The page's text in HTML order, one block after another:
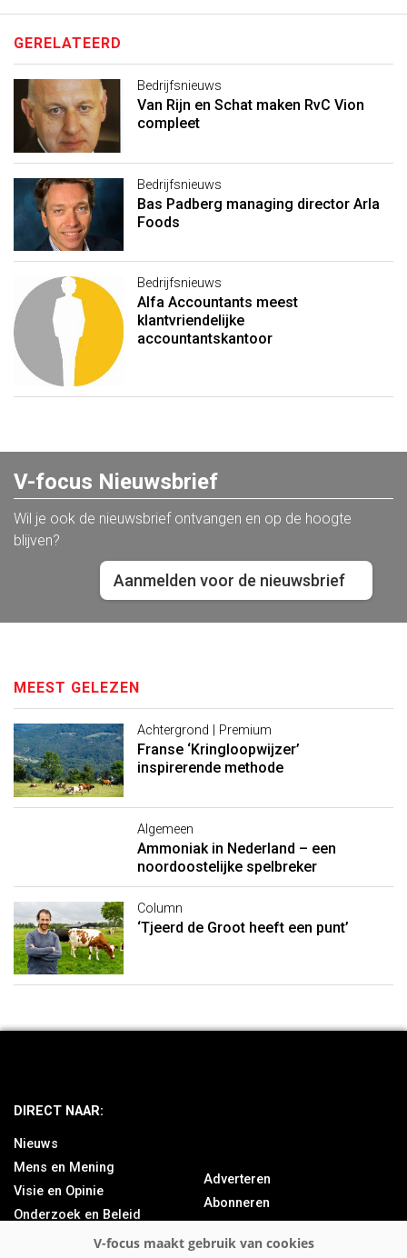
GERELATEERD
Bedrijfsnieuws
Van Rijn en Schat maken RvC Vion
compleet
Bedrijfsnieuws
Bas Padberg managing director Arla
Foods
Bedrijfsnieuws
Alfa Accountants meest
klantvriendelijke
accountantskantoor
V-focus Nieuwsbrief
Wil je ook de nieuwsbrief ontvangen en op de hoogte
blijven?
Aanmelden voor de nieuwsbrief
MEEST GELEZEN
Achtergrond | Premium
Franse ‘Kringloopwijzer’
inspirerende methode
Algemeen
Ammoniak in Nederland – een
noordoostelijke spelbreker
Column
‘Tjeerd de Groot heeft een punt’
DIRECT NAAR:
Nieuws
Mens en Mening
Visie en Opinie
Onderzoek en Beleid
Adverteren
Abonneren
Contact